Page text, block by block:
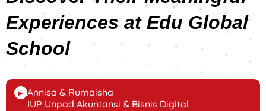
Experiences at Edu Global
School
▶ Annisa & Rumaisha
IUP Unpad Akuntansi & Bisnis Digital